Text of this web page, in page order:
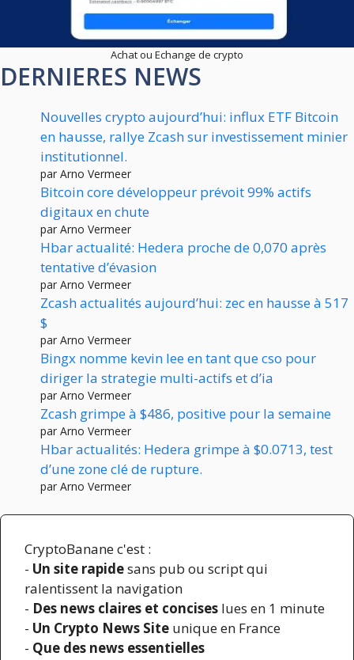
Achat ou Echange de crypto
DERNIERES NEWS
Nouvelles crypto aujourd’hui: influx ETF Bitcoin
en hausse, rallye Zcash sur investissement minier
institutionnel.
par Arno Vermeer
Bitcoin core développeur prévoit 99% actifs
digitaux en chute
par Arno Vermeer
Hbar actualité: Hedera proche de 0,070 après
tentative d’évasion
par Arno Vermeer
Zcash actualités aujourd’hui: zec en hausse à 517
$
par Arno Vermeer
Bingx nomme kevin lee en tant que cso pour
diriger la strategie multi-actifs et d’ia
par Arno Vermeer
Zcash grimpe à $486, positive pour la semaine
par Arno Vermeer
Hbar actualités: Hedera grimpe à $0.0713, test
d’une zone clé de rupture.
par Arno Vermeer
CryptoBanane c'est :
- Un site rapidesans pub ou script qui
ralentissent la navigation
- Des news claires et concises lues en 1 minute
- Un Crypto News Site unique en France
- Que des news essentielles